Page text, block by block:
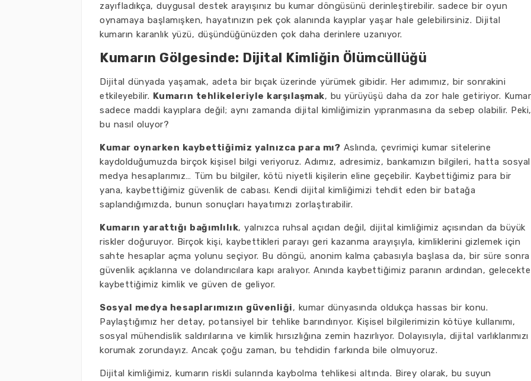
zayıfladıkça, duygusal destek arayışınız bu kumar döngüsünü derinleştirebilir. sadece bir oyun
oynamaya başlamışken, hayatınızın pek çok alanında kayıplar yaşar hale gelebilirsiniz. Dijital
kumarın karanlık yüzü, düşündüğünüzden çok daha derinlere uzanıyor.
Kumarın Gölgesinde: Dijital Kimliğin Ölümcüllüğü
Dijital dünyada yaşamak, adeta bir bıçak üzerinde yürümek gibidir. Her adımımız, bir sonrakini
etkileyebilir. Kumarın tehlikeleriyle karşılaşmak, bu yürüyüşü daha da zor hale getiriyor.
sadece maddi kayıplara değil; aynı zamanda dijital kimliğimizin yıpranmasına da sebep olabilir. Peki,
bu nasıl oluyor?
Kumar oynarken kaybettiğimiz yalnızca para mı? Aslında, çevrimiçi kumar sitelerine
kaydolduğumuzda birçok kişisel bilgi veriyoruz. Adımız, adresimiz, bankamızın bilgileri, hatta sosyal
medya hesaplarımız… Tüm bu bilgiler, kötü niyetli kişilerin eline geçebilir. Kaybettiğimiz para bir
yana, kaybettiğimiz güvenlik de cabası. Kendi dijital kimliğimizi tehdit eden bir batağa
saplandığımızda, bunun sonuçları hayatımızı zorlaştırabilir.
Kumarın yarattığı bağımlılık, yalnızca ruhsal açıdan değil, dijital kimliğimiz açısından da büyük
riskler doğuruyor. Birçok kişi, kaybettikleri parayı geri kazanma arayışıyla, kimliklerini gizlemek için
sahte hesaplar açma yolunu seçiyor. Bu döngü, anonim kalma çabasıyla başlasa da, bir süre sonra
güvenlik açıklarına ve dolandırıcılara kapı aralıyor. Anında kaybettiğimiz paranın ardından, gelecekte
kaybettiğimiz kimlik ve güven de geliyor.
Sosyal medya hesaplarımızın güvenliği, kumar dünyasında oldukça hassas bir konu.
Paylaştığımız her detay, potansiyel bir tehlike barındırıyor. Kişisel bilgilerimizin kötüye kullanımı,
sosyal mühendislik saldırılarına ve kimlik hırsızlığına zemin hazırlıyor. Dolayısıyla, dijital varlıklarımızı
korumak zorundayız. Ancak çoğu zaman, bu tehdidin farkında bile olmuyoruz.
Dijital kimliğimiz, kumarın riskli sularında kaybolma tehlikesi altında. Birey olarak, bu suyun